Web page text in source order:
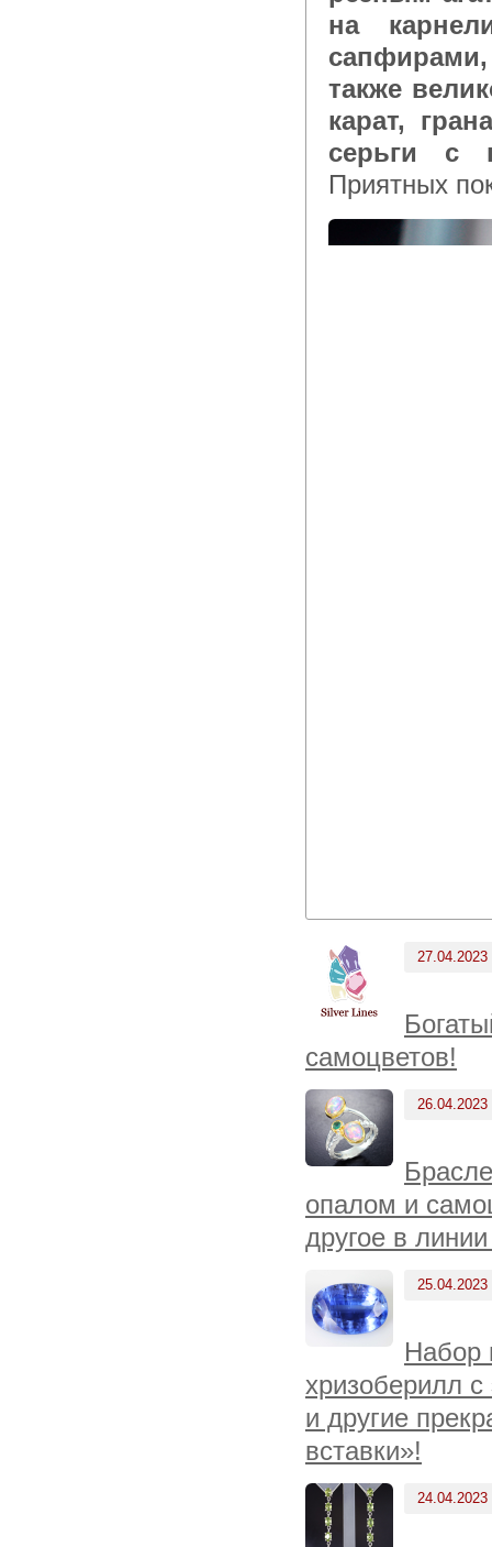
на
также
карат,
серьги с
Приятных
27.04.2023
самоцветов!
26.04.2023
опалом и
другое в
25.04.2023
Набор
хризоберилл
и другие
вставки»!
24.04.2023